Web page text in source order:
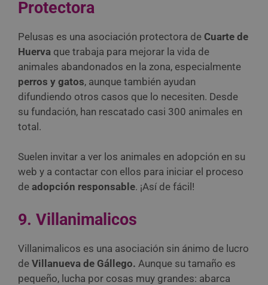
Protectora
Pelusas es una asociación protectora de Cuarte de
Huerva que trabaja para mejorar la vida de
animales abandonados en la zona, especialmente
perros y gatos, aunque también ayudan
difundiendo otros casos que lo necesiten. Desde
su fundación, han rescatado casi 300 animales en
total.
Suelen invitar a ver los animales en adopción en su
web y a contactar con ellos para iniciar el proceso
de adopción responsable. ¡Así de fácil!
9. Villanimalicos
Villanimalicos es una asociación sin ánimo de lucro
de Villanueva de Gállego. Aunque su tamaño es
pequeño, lucha por cosas muy grandes: abarca